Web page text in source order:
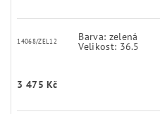
14068/ZEL12 Barva: zelená
Velikost: 36.5
3 475 Kč